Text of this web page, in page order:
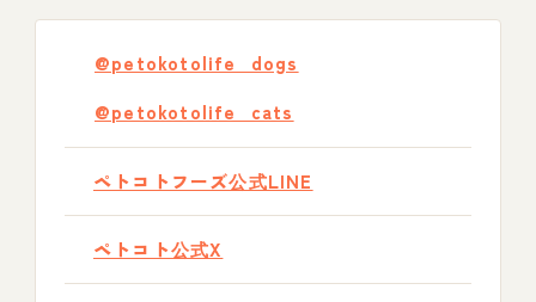
@petokotolife_dogs
@petokotolife_cats
ペトコトフーズ公式LINE
ペトコト公式X